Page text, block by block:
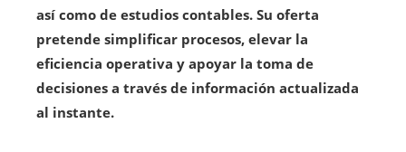
así como de estudios contables. Su oferta
pretende simplificar procesos, elevar la
eficiencia operativa y apoyar la toma de
decisiones a través de información actualizada
al instante.